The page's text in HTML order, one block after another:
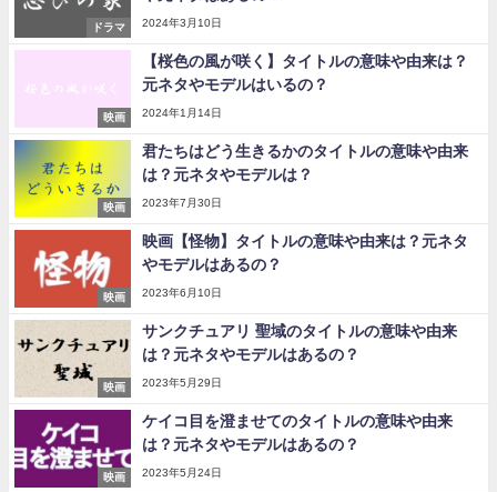
ドラマ 2024年3月10日
映画
【桜色の風が咲く】タイトルの意味や由来は？
元ネタやモデルはいるの？
2024年1月14日
映画
君たちはどう生きるかのタイトルの意味や由来
は？元ネタやモデルは？
2023年7月30日
映画
映画【怪物】タイトルの意味や由来は？元ネタ
やモデルはあるの？
2023年6月10日
映画
サンクチュアリ 聖域のタイトルの意味や由来
は？元ネタやモデルはあるの？
2023年5月29日
映画
ケイコ目を澄ませてのタイトルの意味や由来
は？元ネタやモデルはあるの？
2023年5月24日